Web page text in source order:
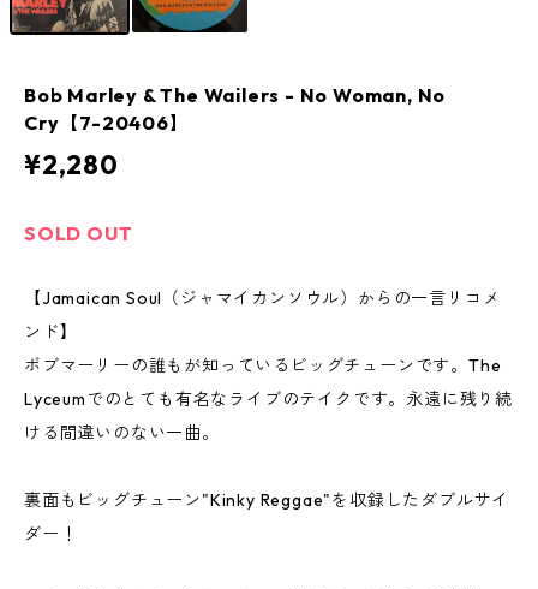
Bob Marley & The Wailers ‎- No Woman, No
Cry【7-20406】
¥2,280
SOLD OUT
【Jamaican Soul（ジャマイカンソウル）からの一言リコメ
ンド】
ボブマーリーの誰もが知っているビッグチューンです。The
Lyceumでのとても有名なライブのテイクです。永遠に残り続
ける間違いのない一曲。
裏面もビッグチューン"Kinky Reggae"を収録したダブルサイ
ダー！